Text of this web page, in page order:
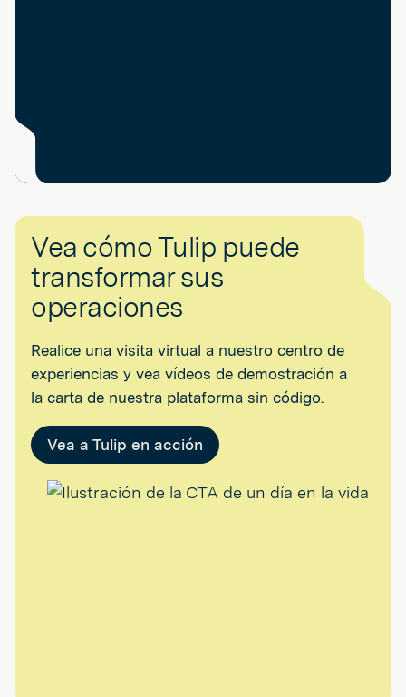
Vea cómo Tulip puede
transformar sus
operaciones
Realice una visita virtual a nuestro centro de
experiencias y vea vídeos de demostración a
la carta de nuestra plataforma sin código.
Vea a Tulip en acción